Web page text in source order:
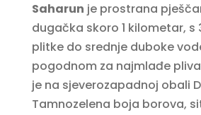
Saharun je prostrana
dugačka skoro 1 kilometar, s
plitke do srednje duboke
pogodnom za najmlađe
je na sjeverozapadnoj obali
Tamnozelena boja borova,